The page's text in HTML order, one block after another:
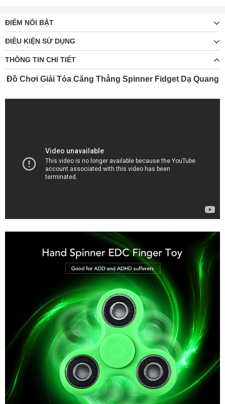
ĐIỂM NỔI BẬT
ĐIỀU KIỆN SỬ DỤNG
THÔNG TIN CHI TIẾT
Đồ Chơi Giải Tỏa Căng Thẳng Spinner Fidget Dạ Quang